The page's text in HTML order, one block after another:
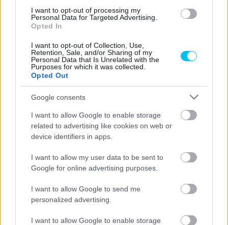
I want to opt-out of processing my
Personal Data for Targeted Advertising.
Opted In
I want to opt-out of Collection, Use,
Retention, Sale, and/or Sharing of my
Personal Data that Is Unrelated with the
Purposes for which it was collected.
Opted Out
Google consents
I want to allow Google to enable storage
related to advertising like cookies on web or
device identifiers in apps.
I want to allow my user data to be sent to
Google for online advertising purposes.
I want to allow Google to send me
personalized advertising.
I want to allow Google to enable storage
Palencsár Tibor
https://p1race.hu